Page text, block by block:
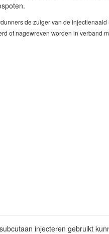
de zuiger van de injectienaald
of nagewreven worden in verband
injecteren gebruikt